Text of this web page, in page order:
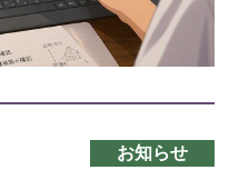
お知らせ